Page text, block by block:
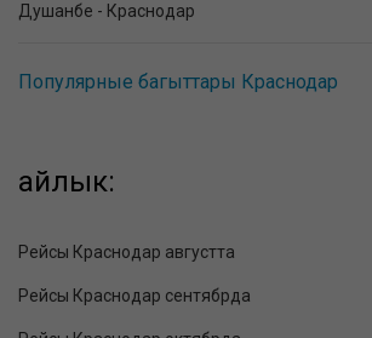
Душанбе - Краснодар
Популярные багыттары Краснодар
айлык:
Рейсы Краснодар августта
Рейсы Краснодар сентябрда